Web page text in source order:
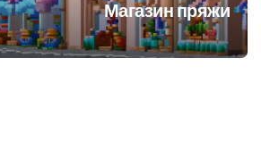
Магазин пряжи